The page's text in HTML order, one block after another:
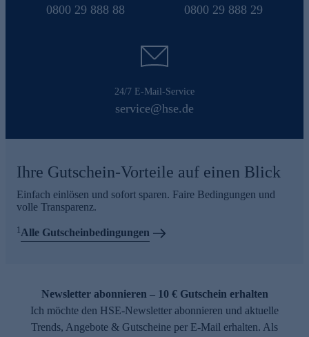
0800 29 888 88 0800 29 888 29
24/7 E-Mail-Service
service@hse.de
Ihre Gutschein-Vorteile auf einen Blick
Einfach einlösen und sofort sparen. Faire Bedingungen und
volle Transparenz.
1Alle Gutscheinbedingungen
Newsletter abonnieren – 10 € Gutschein erhalten
Ich möchte den HSE-Newsletter abonnieren und aktuelle
Trends, Angebote & Gutscheine per E-Mail erhalten. Als